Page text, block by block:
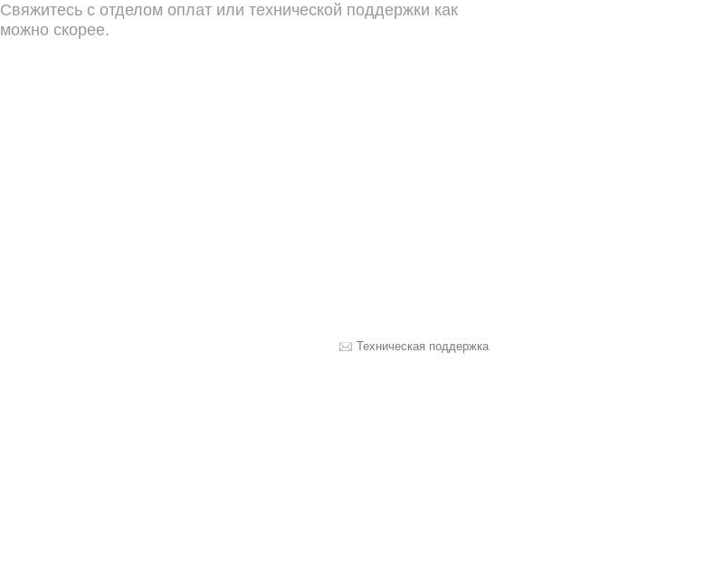
Свяжитесь с отделом оплат или технической поддержки как
можно скорее.
Техническая поддержка